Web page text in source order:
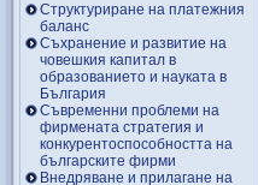
Структуриране на платежния
баланс
Съхранение и развитие на
човешкия капитал в
образованието и науката в
България
Съвременни проблеми на
фирмената стратегия и
конкурентоспособността на
българските фирми
Внедряване и прилагане на